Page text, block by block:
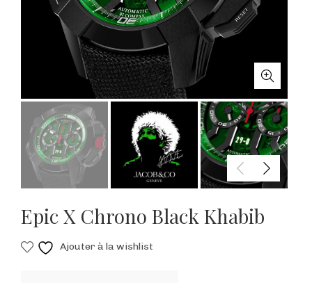
Epic X Chrono Black Khabib
Ajouter à la wishlist